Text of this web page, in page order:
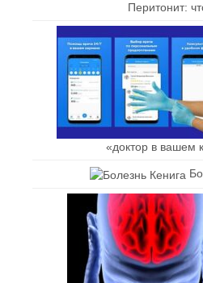
Перитонит:
«доктор в вашем